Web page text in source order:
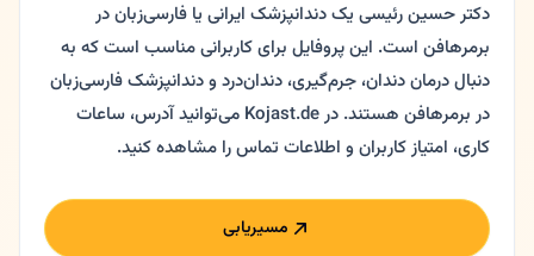
دکتر حسین رئیسی یک دندانپزشک ایرانی یا فارسی‌زبان در
برمرهافن است. این پروفایل برای کاربرانی مناسب است که به
دنبال درمان دندان، جرم‌گیری، دندان‌درد و دندانپزشک فارسی‌زبان
در برمرهافن هستند. در Kojast.de می‌توانید آدرس، ساعات
کاری، امتیاز کاربران و اطلاعات تماس را مشاهده کنید.
مسیریابی